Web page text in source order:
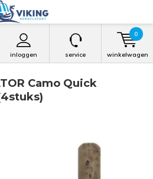
inloggen service winkelwagen
0
Camo Quick